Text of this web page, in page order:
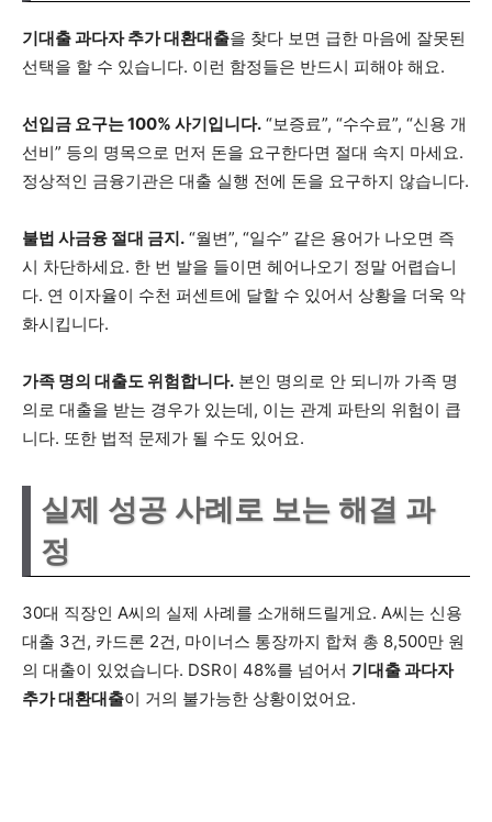
기대출 과다자 추가 대환대출을 찾다 보면 급한 마음에 잘못된
선택을 할 수 있습니다. 이런 함정들은 반드시 피해야 해요.
선입금 요구는 100% 사기입니다. “보증료”, “수수료”, “신용 개
선비” 등의 명목으로 먼저 돈을 요구한다면 절대 속지 마세요.
정상적인 금융기관은 대출 실행 전에 돈을 요구하지 않습니다.
불법 사금융 절대 금지. “월변”, “일수” 같은 용어가 나오면 즉
시 차단하세요. 한 번 발을 들이면 헤어나오기 정말 어렵습니
다. 연 이자율이 수천 퍼센트에 달할 수 있어서 상황을 더욱 악
화시킵니다.
가족 명의 대출도 위험합니다. 본인 명의로 안 되니까 가족 명
의로 대출을 받는 경우가 있는데, 이는 관계 파탄의 위험이 큽
니다. 또한 법적 문제가 될 수도 있어요.
실제 성공 사례로 보는 해결 과
정
30대 직장인 A씨의 실제 사례를 소개해드릴게요. A씨는 신용
대출 3건, 카드론 2건, 마이너스 통장까지 합쳐 총 8,500만 원
의 대출이 있었습니다. DSR이 48%를 넘어서 기대출 과다자
추가 대환대출이 거의 불가능한 상황이었어요.